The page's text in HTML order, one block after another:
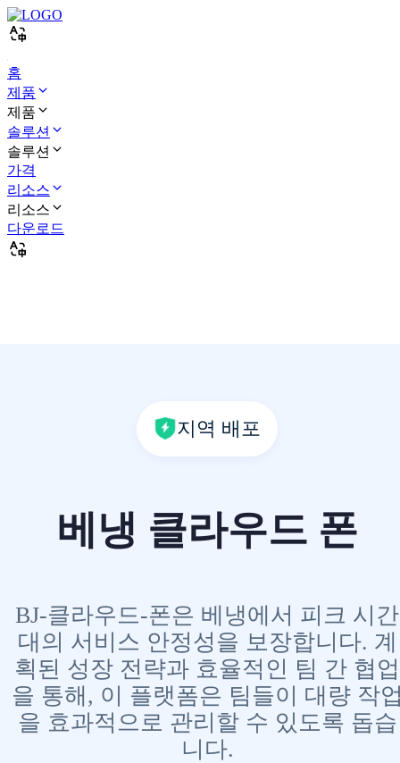
홈
제품
제품
솔루션
솔루션
가격
리소스
리소스
다운로드
지역 배포
베냉 클라우드 폰
BJ-클라우드-폰은 베냉에서 피크 시간
대의 서비스 안정성을 보장합니다. 계
획된 성장 전략과 효율적인 팀 간 협업
을 통해, 이 플랫폼은 팀들이 대량 작
을 효과적으로 관리할 수 있도록 돕습
니다.